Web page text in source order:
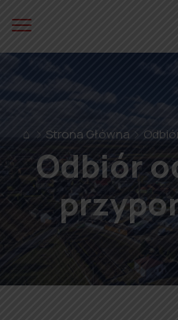
⌂ Strona Główna
Odbiór